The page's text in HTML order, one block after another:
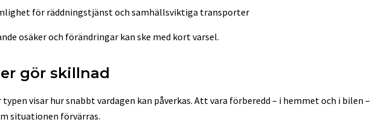
för räddningstjänst och samhällsviktiga transporter
osäker och förändringar kan ske med kort varsel.
gör skillnad
typen visar hur snabbt vardagen kan påverkas. Att vara förberedd – i hemmet och i bilen –
situationen förvärras.